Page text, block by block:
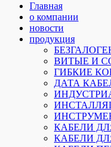
Главная
о компании
новости
продукция
ВИТЫЕ И
ГИБКИЕ
ДАТА
КАБЕЛИ
КАБЕЛИ